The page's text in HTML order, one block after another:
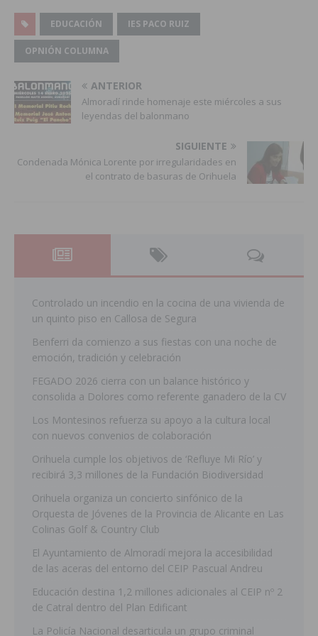
EDUCACIÓN IES PACO RUIZ
OPNIÓN COLUMNA
ANTERIOR
Almoradí rinde homenaje este miércoles a sus
leyendas del balonmano
SIGUIENTE
Condenada Mónica Lorente por irregularidades en
el contrato de basuras de Orihuela
Controlado un incendio en la cocina de una vivienda de
un quinto piso en Callosa de Segura
Benferri da comienzo a sus fiestas con una noche de
emoción, tradición y celebración
FEGADO 2026 cierra con un balance histórico y
consolida a Dolores como referente ganadero de la CV
Los Montesinos refuerza su apoyo a la cultura local
con nuevos convenios de colaboración
Orihuela cumple los objetivos de ‘Refluye Mi Río’ y
recibirá 3,3 millones de la Fundación Biodiversidad
Orihuela organiza un concierto sinfónico de la
Orquesta de Jóvenes de la Provincia de Alicante en Las
Colinas Golf & Country Club
El Ayuntamiento de Almoradí mejora la accesibilidad
de las aceras del entorno del CEIP Pascual Andreu
Educación destina 1,2 millones adicionales al CEIP nº 2
de Catral dentro del Plan Edificant
La Policía Nacional desarticula un grupo criminal